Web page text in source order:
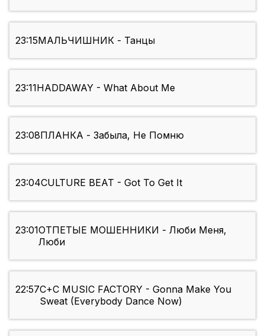
23:15МАЛЬЧИШНИК - Танцы
23:11HADDAWAY - What About Me
23:08ПЛАНКА - Забыла, Не Помню
23:04CULTURE BEAT - Got To Get It
23:01ОТПЕТЫЕ МОШЕННИКИ - Люби Меня,
Люби
22:57C+C MUSIC FACTORY - Gonna Make You
Sweat (Everybody Dance Now)